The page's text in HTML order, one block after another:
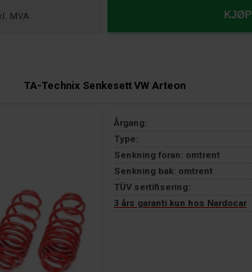
KJØP
TA-Technix Senkesett VW Arteon
Årgang:
Type:
Senkning foran: omtrent
Senkning bak: omtrent
TÜV sertifisering:
3 års garanti kun hos Nardocar